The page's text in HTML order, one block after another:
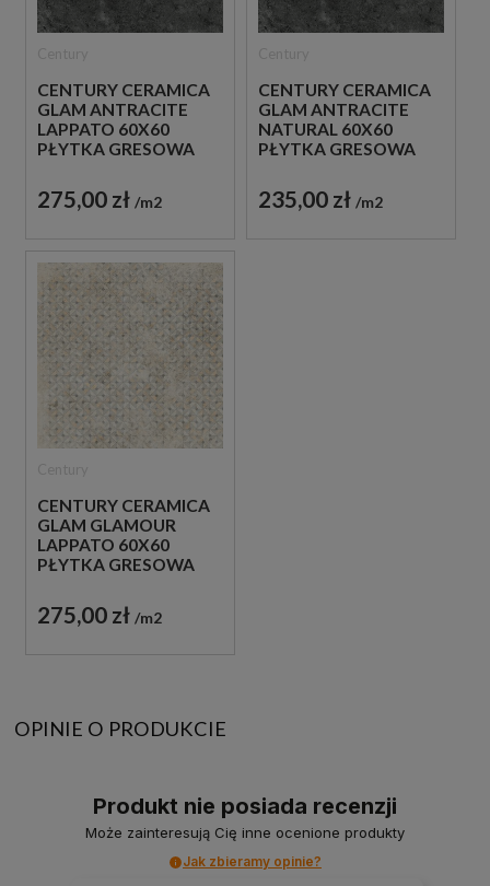
CENTURY CERAMICA
GLAM ANTRACITE
LAPPATO 60X60
PŁYTKA GRESOWA
275,00 zł m2
CENTURY CERAMICA
GLAM ANTRACITE
NATURAL 60X60
PŁYTKA GRESOWA
235,00 zł m2
CENTURY CERAMICA
GLAM GLAMOUR
LAPPATO 60X60
PŁYTKA GRESOWA
275,00 zł m2
OPINIE O PRODUKCIE
Produkt nie posiada recenzji
Może zainteresują Cię inne ocenione produkty
Jak zbieramy opinie?